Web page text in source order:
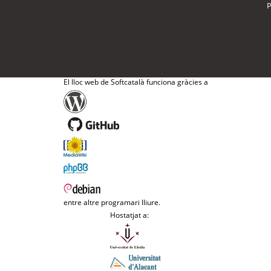
El lloc web de Softcatalà funciona gràcies a
entre altre programari lliure.
Hostatjat a: